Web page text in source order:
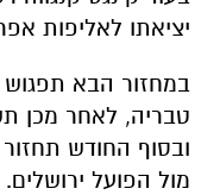
יציאתו לאליפות
במחזור הבא
טבריה, לאחר מכן
ובסוף החודש
מול הפועל ירושלים.